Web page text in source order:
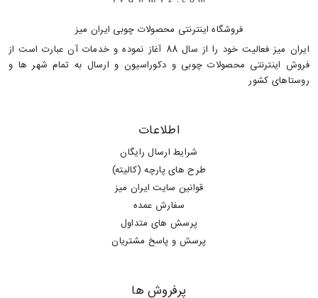
فروشگاه اینترنتی محصولات چوبی ایران میز
ایران میز فعالیت خود را از سال 88 آغاز نموده و خدمات آن عبارت است از
فروش اینترنتی محصولات چوبی و دکوراسیون و ارسال به تمام شهر ها و
روستاهای کشور
اطلاعات
شرایط ارسال رایگان
طرح های پارچه (کالیته)
قوانین سایت ایران میز
سفارش عمده
پرسش های متداول
پرسش و پاسخ مشتریان
پرفروش ها